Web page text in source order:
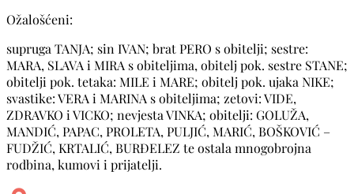
Ožalošćeni:
supruga TANJA; sin IVAN; brat PERO s obitelji; sestre:
MARA, SLAVA i MIRA s obiteljima, obitelj pok. sestre STANE;
obitelji pok. tetaka: MILE i MARE; obitelj pok. ujaka NIKE;
svastike: VERA i MARINA s obiteljima; zetovi: VIDE,
ZDRAVKO i VICKO; nevjesta VINKA; obitelji: GOLUŽA,
MANDIĆ, PAPAC, PROLETA, PULJIĆ, MARIĆ, BOŠKOVIĆ –
FUDŽIĆ, KRTALIĆ, BURĐELEZ te ostala mnogobrojna
rodbina, kumovi i prijatelji.